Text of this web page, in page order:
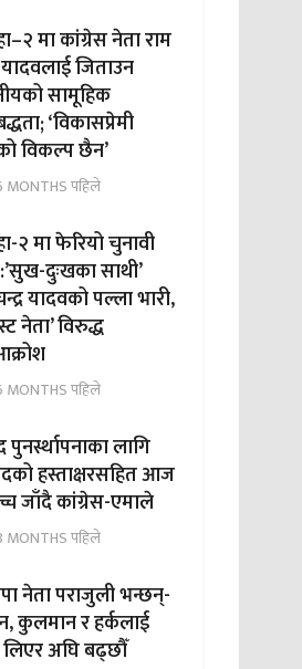
मा कांग्रेस नेता राम
यादवलाई जिताउन
सामूहिक
‘विकासप्रेमी
विकल्प छैन’
पहिले
२ मा फेरियो चुनावी
दुःखका साथी’
यादवको पल्ला भारी,
नेता’ विरुद्ध
पहिले
लागि
हस्ताक्षरसहित आज
जाँदै कांग्रेस-एमाले
पहिले
नेता पराजुली भन्छन्-
कुलमान र हर्कलाई
अघि बढ्छौँ